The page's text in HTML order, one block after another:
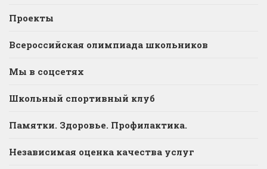
Проекты
Всероссийская олимпиада школьников
Мы в соцсетях
Школьный спортивный клуб
Памятки. Здоровье. Профилактика.
Независимая оценка качества услуг